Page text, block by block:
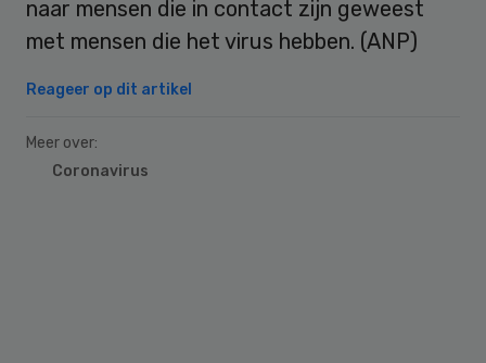
naar mensen die in contact zijn geweest
met mensen die het virus hebben. (ANP)
Reageer op dit artikel
Meer over:
Coronavirus